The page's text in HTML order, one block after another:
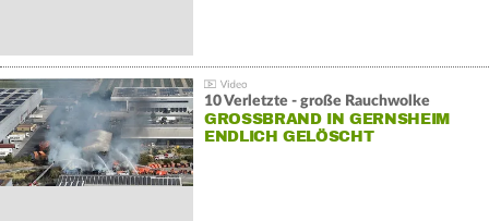
10 Verletzte - große Rauchwolke
GROSSBRAND IN GERNSHEIM E
NDLICH GELÖSCHT